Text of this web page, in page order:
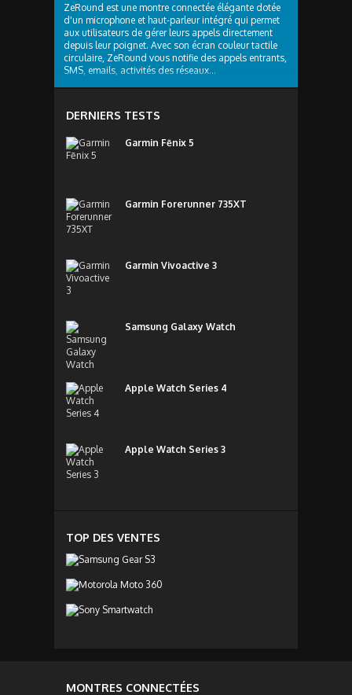
ZeRound est une montre connectée élégante dotée
d'un microphone et haut-parleur intégré qui permet
aux utilisateurs de gérer leurs appels directement
depuis leur poignet. Avec son écran couleur tactile
circulaire, ZeRound vous notifie des appels entrants,
SMS, emails, activités des réseaux...
DERNIERS TESTS
Garmin Fēnix 5
Garmin Forerunner 735XT
Garmin Vivoactive 3
Samsung Galaxy Watch
Apple Watch Series 4
Apple Watch Series 3
TOP DES VENTES
MONTRES CONNECTÉES